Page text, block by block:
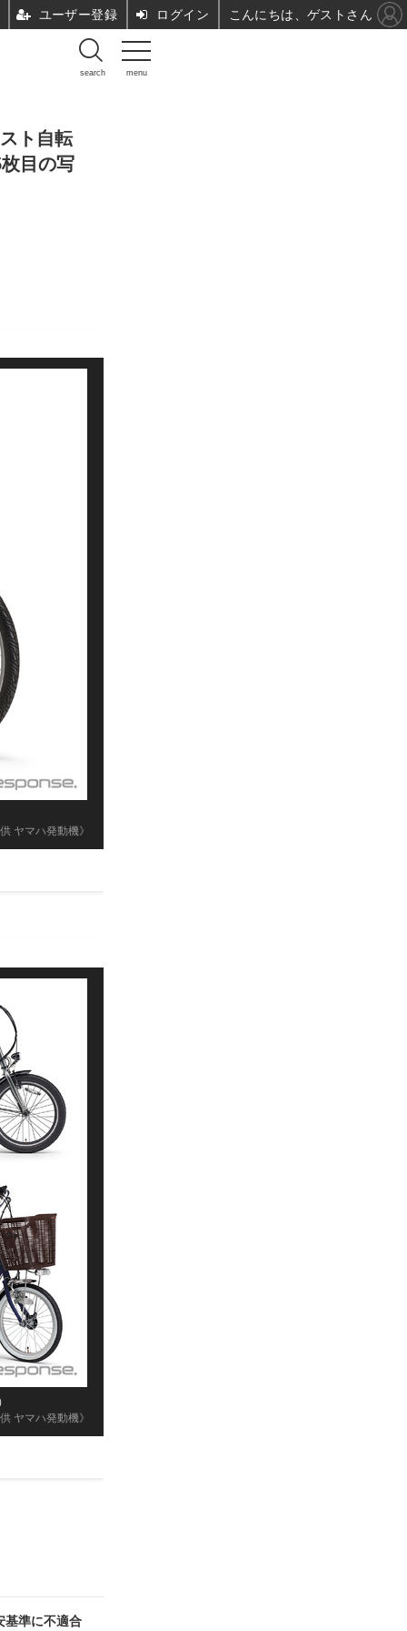
menu
search
ト自転
目の写
ヤマハ発動機》
ヤマハ発動機》
基準に不適合
ユーザー登録 ログイン こんにちは、ゲストさん